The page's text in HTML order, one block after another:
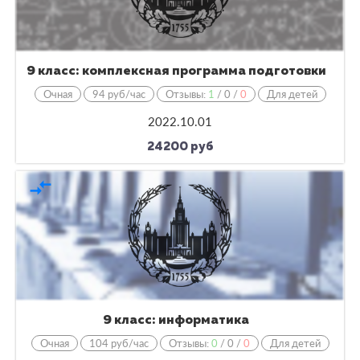
9 класс: комплексная программа подготовки
Очная
94 руб/час Отзывы: 1 /0 /0 Для детей
2022.10.01
24200 руб
compare_arrows
9 класс: информатика
Очная
104 руб/час Отзывы:0 /0 /0 Для детей